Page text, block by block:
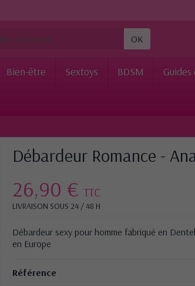
OK
Bien-être Sextoys BDSM
Débardeur Romance -
26,90 €TTC
LIVRAISON SOUS 24 / 48 H
Débardeur sexy pour homme fabriqué en
en Europe
Référence